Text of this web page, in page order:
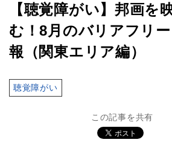
【聴覚障がい】邦画を
む！8月のバリアフリ
報（関東エリア編）
聴覚障がい
この記事を共有